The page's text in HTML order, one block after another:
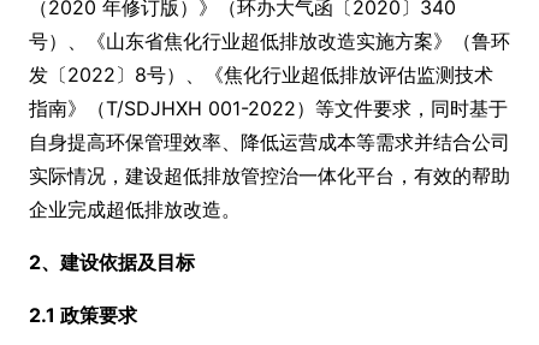
（2020 年修订版）》（环办大气函〔2020〕340
号）、《山东省焦化行业超低排放改造实施方案》（鲁环
发〔2022〕8号）、《焦化行业超低排放评估监测技术
指南》（T/SDJHXH 001-2022）等文件要求，同时基于
自身提高环保管理效率、降低运营成本等需求并结合公司
实际情况，建设超低排放管控治一体化平台，有效的帮助
企业完成超低排放改造。
2、建设依据及目标
2.1 政策要求